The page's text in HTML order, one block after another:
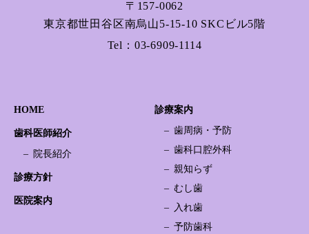
〒157-0062
東京都世田谷区南烏山5-15-10 SKCビル5階
Tel： 03-6909-1114
HOME
歯科医師紹介
院長紹介
診療方針
医院案内
診療案内
歯周病・予防
歯科口腔外科
親知らず
むし歯
入れ歯
予防歯科